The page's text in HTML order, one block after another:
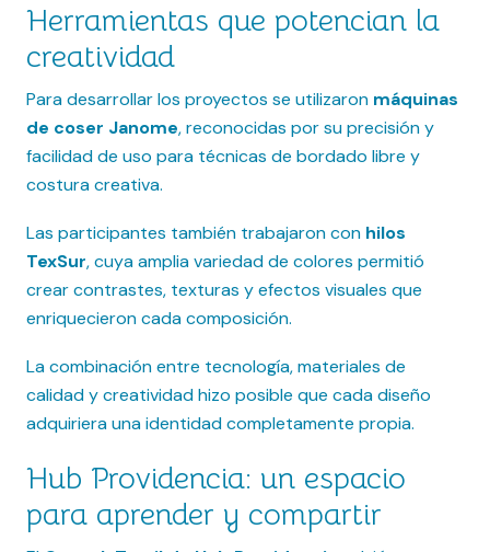
Herramientas que potencian la
creatividad
Para desarrollar los proyectos se utilizaron máquinas
de coser Janome, reconocidas por su precisión y
facilidad de uso para técnicas de bordado libre y
costura creativa.
Las participantes también trabajaron con hilos
TexSur, cuya amplia variedad de colores permitió
crear contrastes, texturas y efectos visuales que
enriquecieron cada composición.
La combinación entre tecnología, materiales de
calidad y creatividad hizo posible que cada diseño
adquiriera una identidad completamente propia.
Hub Providencia: un espacio
para aprender y compartir